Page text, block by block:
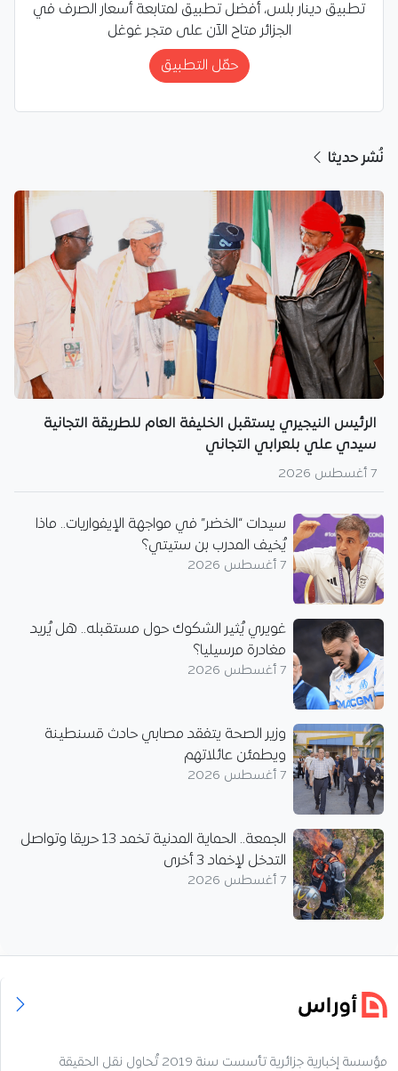
تطبيق دينار بلس، أفضل تطبيق لمتابعة أسعار الصرف في
الجزائر متاح الآن على متجر غوغل
حمّل التطبيق
نُشر حديثا
الرئيس النيجيري يستقبل الخليفة العام للطريقة التجانية
سيدي علي بلعرابي التجاني
7 أغسطس 2026
سيدات “الخضر” في مواجهة الإيفواريات.. ماذا
يُخيف المدرب بن ستيتي؟
7 أغسطس 2026
غويري يُثير الشكوك حول مستقبله.. هل يُريد
مغادرة مرسيليا؟
7 أغسطس 2026
وزير الصحة يتفقد مصابي حادث قسنطينة
ويطمئن عائلاتهم
7 أغسطس 2026
الجمعة.. الحماية المدنية تخمد 13 حريقا وتواصل
التدخل لإخماد 3 أخرى
7 أغسطس 2026
مؤسسة إخبارية جزائرية تأسست سنة 2019 تُحاول نقل الحقيقة